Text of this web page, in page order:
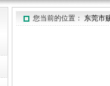
您当前的位置： 东莞市